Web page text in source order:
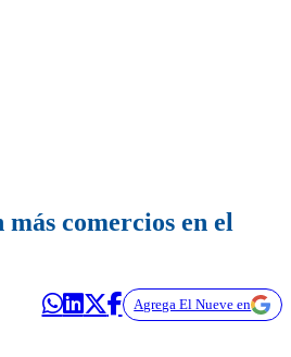
comercios en el
Agrega El Nueve en